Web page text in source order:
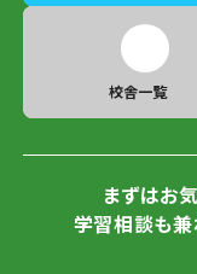
校舎一覧
まずはお
学習相談も兼